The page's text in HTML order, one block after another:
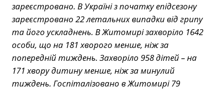
зареєстровано. В Україні з початку епідсезону
зареєстровано 22 летальних випадки від грипу
та його ускладнень. В Житомирі захворіло 1642
особи, що на 181 хворого менше, ніж за
попередній тиждень. Захворіло 958 дітей – на
171 хвору дитину менше, ніж за минулий
тиждень. Госпіталізовано в Житомирі 79